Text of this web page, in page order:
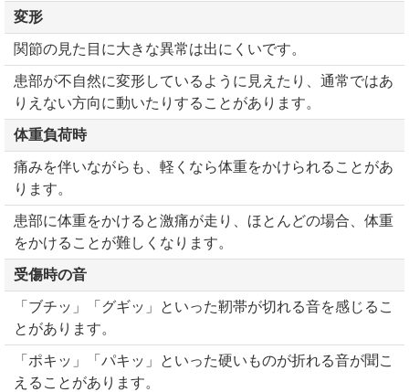
変形
関節の見た目に大きな異常は出にくいです。
患部が不自然に変形しているように見えたり、通常ではあ
りえない方向に動いたりすることがあります。
体重負荷時
痛みを伴いながらも、軽くなら体重をかけられることがあ
ります。
患部に体重をかけると激痛が走り、ほとんどの場合、体重
をかけることが難しくなります。
受傷時の音
「ブチッ」「グギッ」といった靭帯が切れる音を感じるこ
とがあります。
「ポキッ」「パキッ」といった硬いものが折れる音が聞こ
えることがあります。